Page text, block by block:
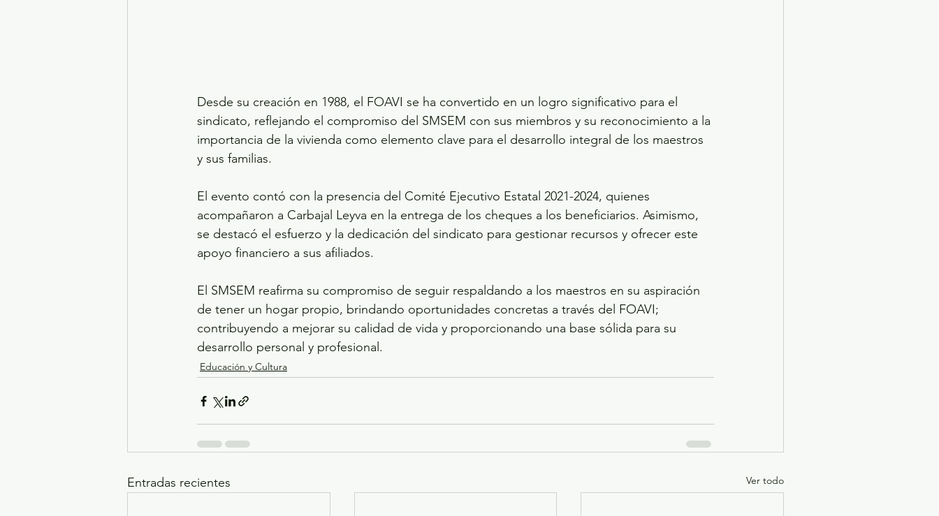
Desde su creación en 1988, el FOAVI se ha convertido en un logro significativo para el
sindicato, reflejando el compromiso del SMSEM con sus miembros y su reconocimiento a la
importancia de la vivienda como elemento clave para el desarrollo integral de los maestros
y sus familias.
El evento contó con la presencia del Comité Ejecutivo Estatal 2021-2024, quienes
acompañaron a Carbajal Leyva en la entrega de los cheques a los beneficiarios. Asimismo,
se destacó el esfuerzo y la dedicación del sindicato para gestionar recursos y ofrecer este
apoyo financiero a sus afiliados.
El SMSEM reafirma su compromiso de seguir respaldando a los maestros en su aspiración
de tener un hogar propio, brindando oportunidades concretas a través del FOAVI;
contribuyendo a mejorar su calidad de vida y proporcionando una base sólida para su
desarrollo personal y profesional.
Educación y Cultura
Entradas recientes Ver todo